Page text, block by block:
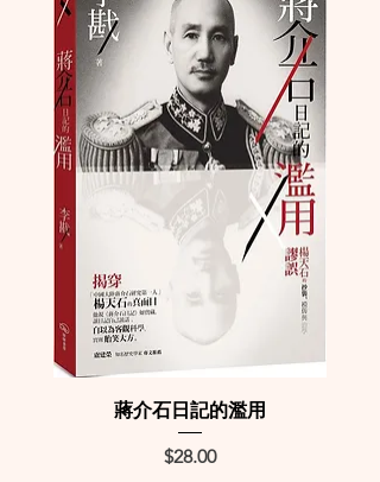
蔣介石日記的濫用
Price
$28.00